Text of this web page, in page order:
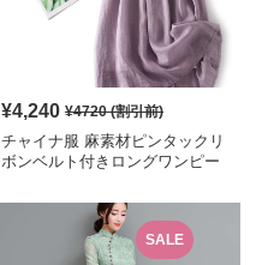
¥4,240 ¥4720(割引前)
チャイナ服 麻素材ピンタックリ
ボンベルト付きロングワンピー
SALE